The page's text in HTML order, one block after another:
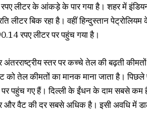
रपए लीटर के आंकड़े के पार गया है। शहर में
लीटर बिक रहा है। वहीं हिन्दुस्तान
रपए लीटर पर पहुंच गया है।
स्तर पर कच्चे तेल की बढ़ती
तेल कीमतों का मानक माना जाता है। पिछले
पहुंच गए हैं। दिल्ली के ईंधन के दाम सबसे कम
और वैट की दर सबसे अधिक है। इसी अवधि में